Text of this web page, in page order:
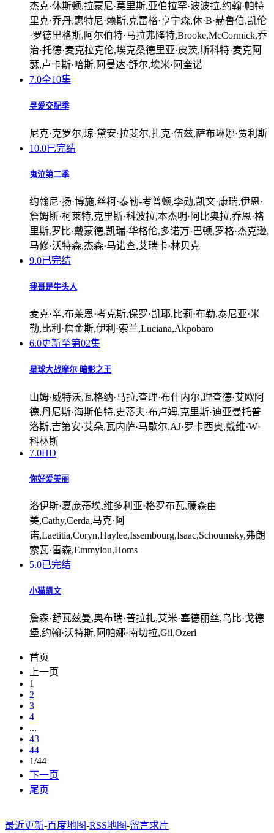
杰克·休斯顿,拉蒙尼·莫里斯,亚伯拉罕·波波拉,约翰·帕特
里克·乔丹,惠特尼·赖斯,克雷格·亨宁森,休·B·赫鲁伯,凯伦
·罗德里格斯,阿尔伯特·马拉弗隆特,Brooke,McCormick,乔
治·托德·麦克拉克伦,埃克桑德里亚·皮茨,斯科特·麦克阿
瑟,卢卡斯·哈斯,阿曼达·舒尔,埃米·阿奎诺
7.0全10集
寻爱交配季
尼克·克罗尔,琼·黛安·拉斐尔,扎克·伍兹,萨布琳娜·贾利斯
10.0已完结
鬼泣第二季
约翰尼·扬·博施,丝柯·泰勒-考普顿,李勋,凯文·康瑞,伊恩·
詹姆斯·柯莱特,克里斯·科波拉,本杰明·阿比奥拉,乔恩·格
里斯,罗比·戴蒙德,凯瑞·华格伦,多诺万·巴顿,罗格·杰克逊,
马修·沃特森,杰森·马诺查,艾瑞卡·林贝克
9.0已完结
我哥是牛头人
麦克·辛,布莱恩·考克斯,保罗·凯耶,比莉·布勒,泰尼亚·米
勒,比利·詹金斯,伊利·索兰,Luciana,Akpobaro
6.0更新至第02集
星球大战摩尔-暗影之王
山姆·威特沃,瓦格纳·马拉,查理·布什内尔,理查德·艾欧阿
德,丹尼斯·海斯伯特,史蒂夫·布卢姆,克里斯·迪亚曼托普
洛斯,吉第安·艾朵,瓦内萨·马歇尔,AJ·罗卡西奥,戴维·W·
科林斯
7.0HD
你好爱美丽
洛伊斯·夏庞蒂埃,维多利亚·格罗布瓦,藤森由
美,Cathy,Cerda,马克·阿
诺,Laetitia,Coryn,Haylee,Issembourg,Isaac,Schoumsky,弗朗
索瓦·雷森,Emmylou,Homs
5.0已完结
小猫凯文
詹森·舒瓦兹曼,奥布瑞·普拉扎,艾米·塞德丽丝,乌比·戈德
堡,约翰·沃特斯,阿帕娜·南切拉,Gil,Ozeri
首页
上一页
1
2
3
4
...
43
44
1/44
下一页
尾页
最近更新-百度地图-RSS地图-留言求片